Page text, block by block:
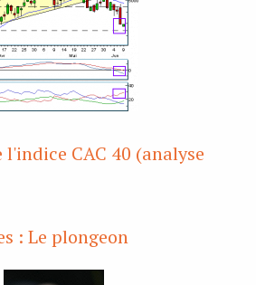
CAC 40 (analyse
: Le plongeon